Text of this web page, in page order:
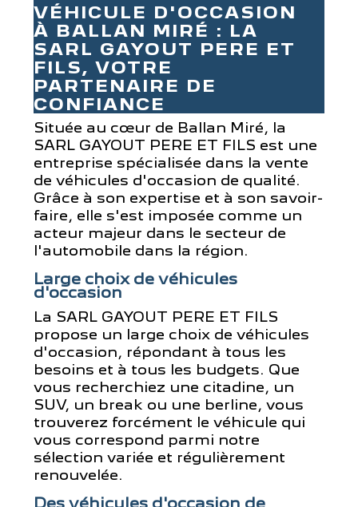
VÉHICULE D'OCCASION
À BALLAN MIRÉ : LA
SARL GAYOUT PERE ET
FILS, VOTRE
PARTENAIRE DE
CONFIANCE
Située au cœur de Ballan Miré, la
SARL GAYOUT PERE ET FILS est une
entreprise spécialisée dans la vente
de véhicules d'occasion de qualité.
Grâce à son expertise et à son savoir-
faire, elle s'est imposée comme un
acteur majeur dans le secteur de
l'automobile dans la région.
Large choix de véhicules
d'occasion
La SARL GAYOUT PERE ET FILS
propose un large choix de véhicules
d'occasion, répondant à tous les
besoins et à tous les budgets. Que
vous recherchiez une citadine, un
SUV, un break ou une berline, vous
trouverez forcément le véhicule qui
vous correspond parmi notre
sélection variée et régulièrement
renouvelée.
Des véhicules d'occasion de